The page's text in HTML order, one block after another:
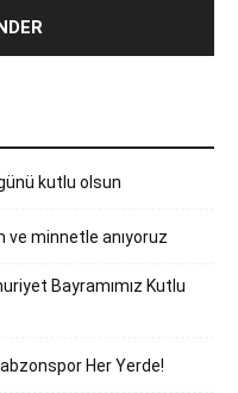
kutlu olsun
ve minnetle anıyoruz
Bayramımız Kutlu
Her Yerde!